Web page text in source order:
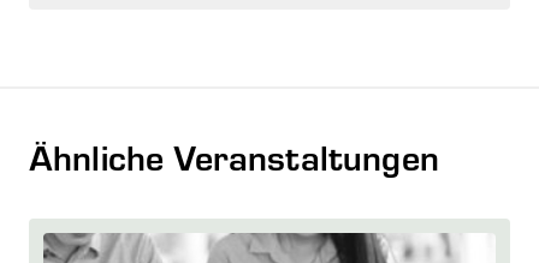
Ähnliche Veranstaltungen